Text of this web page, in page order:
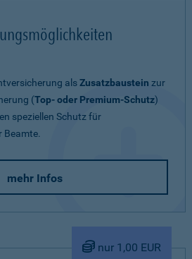
alsZusatzbaustein zur
(Top- oder Premium-Schutz)
speziellen Schutz für
Beamte.
mehr Infos
nur 1,00 EUR